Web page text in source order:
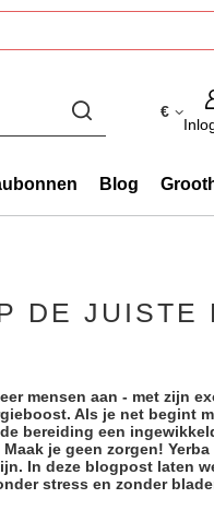
€
Blog
DE JUISTE
mensen aan - met zijn
Als je net begint
bereiding een
je geen zorgen!
In deze blogpost laten
stress en zonder